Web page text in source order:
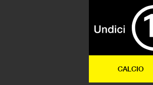
CALCIO